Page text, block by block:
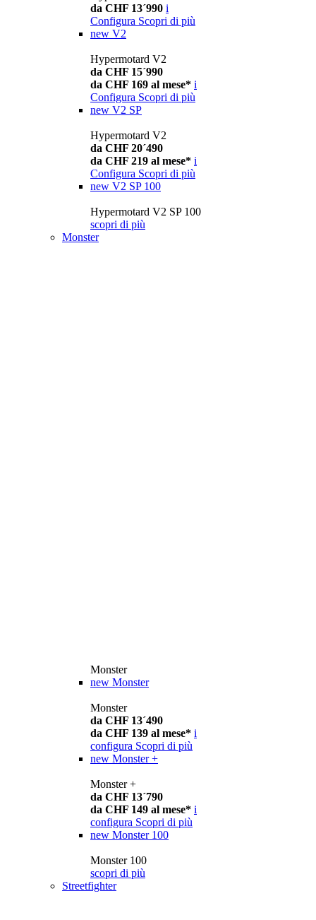
da CHF 13´990 i
Configura Scopri di più
new V2
Hypermotard V2
da CHF 15´990
da CHF 169 al mese* i
Configura Scopri di più
new V2 SP
Hypermotard V2
da CHF 20´490
da CHF 219 al mese* i
Configura Scopri di più
new V2 SP 100
Hypermotard V2 SP 100
scopri di più
Monster
Monster
new Monster
Monster
da CHF 13´490
da CHF 139 al mese* i
configura Scopri di più
new Monster +
Monster +
da CHF 13´790
da CHF 149 al mese* i
configura Scopri di più
new Monster 100
Monster 100
scopri di più
Streetfighter